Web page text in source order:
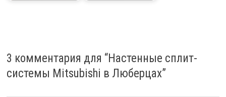
3 комментария для “Настенные сплит-
системы Mitsubishi в Люберцах”